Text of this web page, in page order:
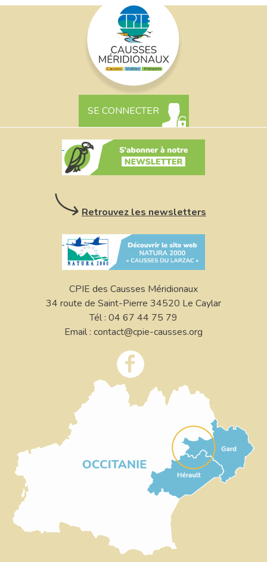
SE CONNECTER
Retrouvez les newsletters
CPIE des Causses Méridionaux
34 route de Saint-Pierre 34520 Le Caylar
Tél : 04 67 44 75 79
Email : contact@cpie-causses.org